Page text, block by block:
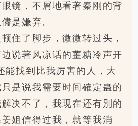
，不屑地看著秦刚的背
是嫌弃。
了脚步，微微转过头，
说著风凉话的薑糖冷声开
能找到比我厉害的人，大
是说我需要时间確定蛊的
决不了，我现在还有別的
姐信得过我，就等我消